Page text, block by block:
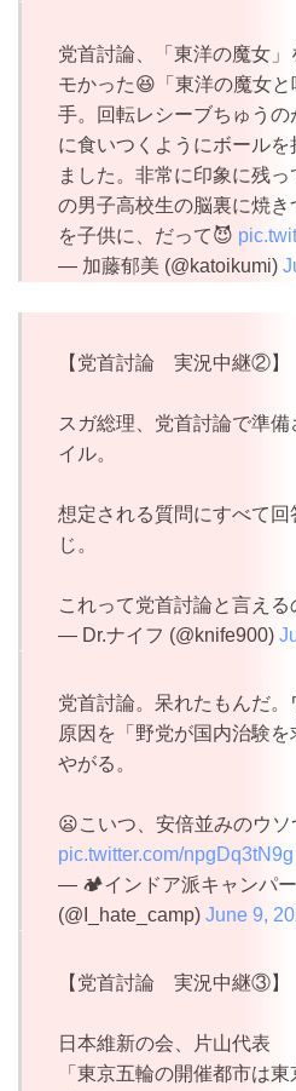
党首討論、「東洋の魔女
モかった😆「東洋の魔女
手。回転レシーブちゅう
に食いつくようにボールを
ました。非常に印象に残
の男子高校生の脳裏に焼
を子供に、だって😈
— 加藤郁美 (@katoikumi)
【党首討論 実況中継②】
スガ総理、党首討論で準
イル。
想定される質問にすべて
じ。
これって党首討論と言える
— Dr.ナイフ (@knife900)
党首討論。呆れたもんだ
原因を「野党が国内治験
やがる。
😦こいつ、安倍並みのウソ
pic.twitter.com/npgDq3tN9g
— 🏕インドア派キャン
(@I_hate_camp) June 9,
【党首討論 実況中継③】
日本維新の会、片山代表
「東京五輪の開催都市は